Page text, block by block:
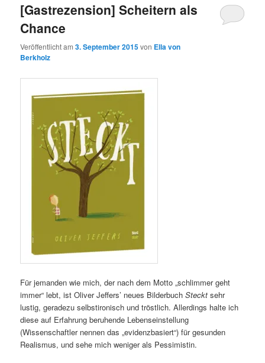
[Gastrezension] Scheitern als
Chance
Veröffentlicht am3. September 2015von Ella von
Berkholz
Für jemanden wie mich, der nach dem Motto „schlimmer geht
immer“ lebt, ist Oliver Jeffers’ neues BilderbuchSteckt sehr
lustig, geradezu selbstironisch und tröstlich. Allerdings halte ich
diese auf Erfahrung beruhende Lebenseinstellung
(Wissenschaftler nennen das „evidenzbasiert“) für gesunden
Realismus, und sehe mich weniger als Pessimistin.